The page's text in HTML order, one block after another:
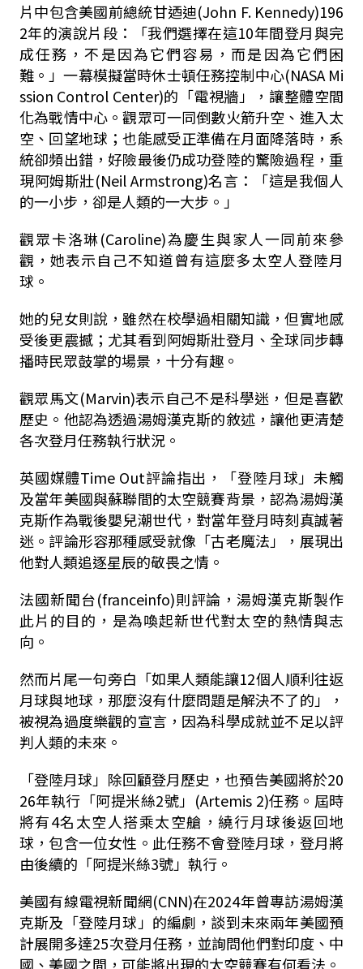
片中包含美國前總統甘迺迪(John F. Kennedy)196
2年的演說片段：「我們選擇在這10年間登月與完
成任務，不是因為它們容易，而是因為它們困
難。」一幕模擬當時休士頓任務控制中心(NASA Mi
ssion Control Center)的「電視牆」，讓整體空間
化為戰情中心。觀眾可一同倒數火箭升空、進入太
空、回望地球；也能感受正準備在月面降落時，系
統卻頻出錯，好險最後仍成功登陸的驚險過程，重
現阿姆斯壯(Neil Armstrong)名言：「這是我個人
的一小步，卻是人類的一大步。」
觀眾卡洛琳(Caroline)為慶生與家人一同前來參
觀，她表示自己不知道曾有這麼多太空人登陸月
球。
她的兒女則說，雖然在校學過相關知識，但實地感
受後更震撼；尤其看到阿姆斯壯登月、全球同步轉
播時民眾鼓掌的場景，十分有趣。
觀眾馬文(Marvin)表示自己不是科學迷，但是喜歡
歷史。他認為透過湯姆漢克斯的敘述，讓他更清楚
各次登月任務執行狀況。
英國媒體Time Out評論指出，「登陸月球」未觸
及當年美國與蘇聯間的太空競賽背景，認為湯姆漢
克斯作為戰後嬰兒潮世代，對當年登月時刻真誠著
迷。評論形容那種感受就像「古老魔法」，展現出
他對人類追逐星辰的敬畏之情。
法國新聞台(franceinfo)則評論，湯姆漢克斯製作
此片的目的，是為喚起新世代對太空的熱情與志
向。
然而片尾一句旁白「如果人類能讓12個人順利往返
月球與地球，那麼沒有什麼問題是解決不了的」，
被視為過度樂觀的宣言，因為科學成就並不足以評
判人類的未來。
「登陸月球」除回顧登月歷史，也預告美國將於20
26年執行「阿提米絲2號」(Artemis 2)任務。屆時
將有4名太空人搭乘太空艙，繞行月球後返回地
球，包含一位女性。此任務不會登陸月球，登月將
由後續的「阿提米絲3號」執行。
美國有線電視新聞網(CNN)在2024年曾專訪湯姆漢
克斯及「登陸月球」的編劇，談到未來兩年美國預
計展開多達25次登月任務，並詢問他們對印度、中
國、美國之間，可能將出現的太空競賽有何看法。